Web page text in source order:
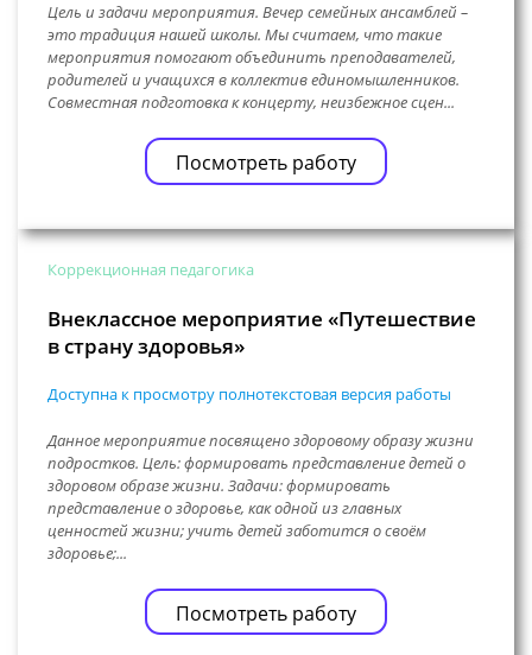
Цель и задачи мероприятия. Вечер семейных ансамблей –
это традиция нашей школы. Мы считаем, что такие
мероприятия помогают объединить преподавателей,
родителей и учащихся в коллектив единомышленников.
Совместная подготовка к концерту, неизбежное сцен...
Посмотреть работу
Коррекционная педагогика
Внеклассное мероприятие «Путешествие
в страну здоровья»
Доступна к просмотру полнотекстовая версия работы
Данное мероприятие посвящено здоровому образу жизни
подростков. Цель: формировать представление детей о
здоровом образе жизни. Задачи: формировать
представление о здоровье, как одной из главных
ценностей жизни; учить детей заботится о своём
здоровье;...
Посмотреть работу